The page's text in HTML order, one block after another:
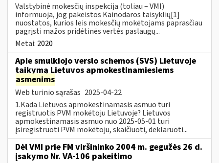
Valstybinė mokesčių inspekcija (toliau – VMI)
informuoja, jog pakeistos Kainodaros taisyklių[1]
nuostatos, kurios leis mokesčių mokėtojams paprasčiau
pagrįsti mažos pridėtinės vertės paslaugų...
Metai: 2020
Apie smulkiojo verslo schemos (SVS) Lietuvoje
taikymą Lietuvos apmokestinamiesiems
asmenims
Web turinio sąrašas 2025-04-22
1.Kada Lietuvos apmokestinamasis asmuo turi
registruotis PVM mokėtoju Lietuvoje? Lietuvos
apmokestinamasis asmuo nuo 2025-05-01 turi
įsiregistruoti PVM mokėtoju, skaičiuoti, deklaruoti...
Dėl VMI prie FM viršininko 2004 m. gegužės 26 d.
įsakymo Nr. VA-106 pakeitimo